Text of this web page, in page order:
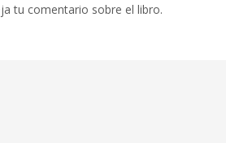
tu comentario sobre el libro.